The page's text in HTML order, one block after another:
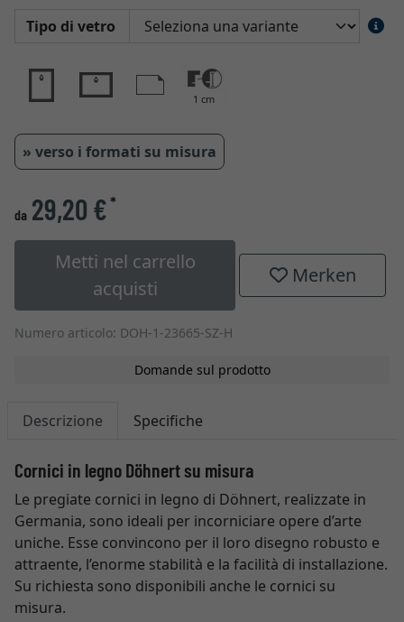
Tipo di vetro
1 cm
» verso i formati su misura
da 29,20 €*
Metti nel carrello
acquisti
Merken
Numero articolo: DOH-1-23665-SZ-H
Domande sul prodotto
Descrizione Specifiche
Cornici in legno Döhnert su misura
Le pregiate cornici in legno di Döhnert, realizzate in
Germania, sono ideali per incorniciare opere d’arte
uniche. Esse convincono per il loro disegno robusto e
attraente, l’enorme stabilità e la facilità di installazione.
Su richiesta sono disponibili anche le cornici su
misura.